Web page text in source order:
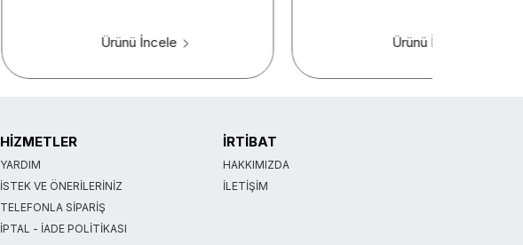
Ürünü İncele Ürünü İncele
HİZMETLER
YARDIM
İSTEK VE ÖNERILERINIZ
TELEFONLA SIPARIŞ
İPTAL - İADE POLITIKASI
İRTİBAT
HAKKIMIZDA
İLETIŞIM